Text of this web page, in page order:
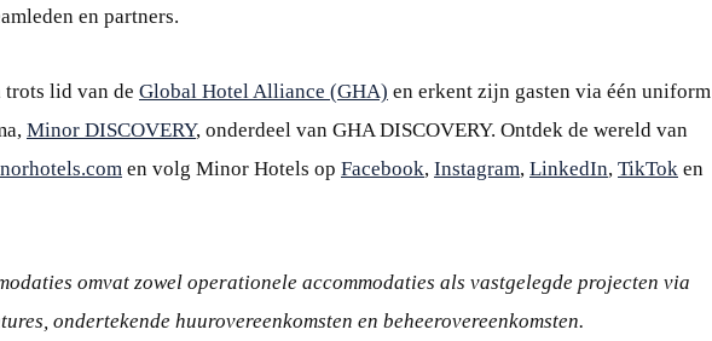
en partners.
lid van de Global Hotel Alliance (GHA) en erkent zijn gasten via één uniform
Minor DISCOVERY, onderdeel van GHA DISCOVERY. Ontdek de wereld van
en volg Minor Hotels op Facebook, Instagram, LinkedIn, TikTok en
omvat zowel operationele accommodaties als vastgelegde projecten via
ondertekende huurovereenkomsten en beheerovereenkomsten.